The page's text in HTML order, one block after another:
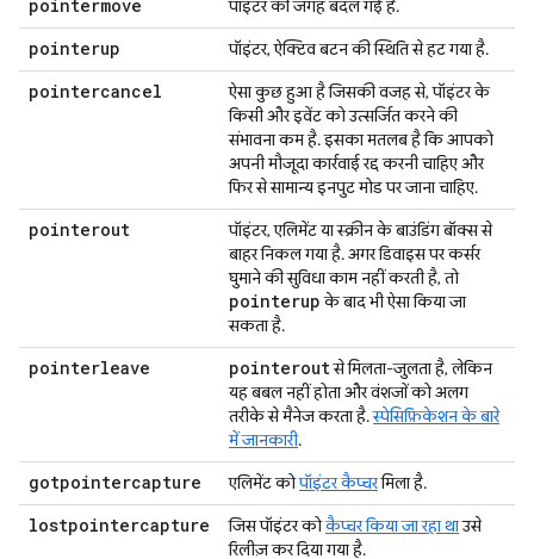
pointermove पॉइंटर की जगह बदल गई है.
pointerup पॉइंटर, ऐक्टिव बटन की स्थिति से हट गया है.
pointercancel
ऐसा कुछ हुआ है जिसकी वजह से, पॉइंटर के
किसी और इवेंट को उत्सर्जित करने की
संभावना कम है. इसका मतलब है कि आपको
अपनी मौजूदा कार्रवाई रद्द करनी चाहिए और
फिर से सामान्य इनपुट मोड पर जाना चाहिए.
pointerout
पॉइंटर, एलिमेंट या स्क्रीन के बाउंडिंग बॉक्स से
बाहर निकल गया है. अगर डिवाइस पर कर्सर
घुमाने की सुविधा काम नहीं करती है, तो
pointerupके बाद भी ऐसा किया जा
सकता है.
pointerleave pointeroutसे मिलता-जुलता है, लेकिन
यह बबल नहीं होता और वंशजों को अलग
तरीके से मैनेज करता है.स्पेसिफ़िकेशन के बारे
में जानकारी.
gotpointercapture एलिमेंट कोपॉइंटर कैप्चरमिला है.
lostpointercapture जिस पॉइंटर कोकैप्चर किया जा रहा थाउसे
रिलीज़ कर दिया गया है.